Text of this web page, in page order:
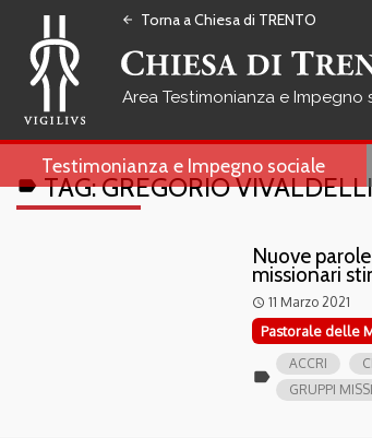
arrow_back Torna a Chiesa di TRENTO
Testimonianza e Impegno
Testimonianza e Impegno sociale
labelTAG:GREGORIO VIVALDELLI
Nuove
missionari
access_time 11 Marzo 2021
Pastorale delle
label
ACCRI
GRUPPI